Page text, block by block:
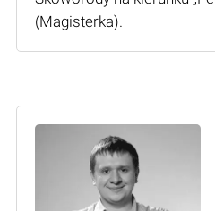
(Мagisterka).